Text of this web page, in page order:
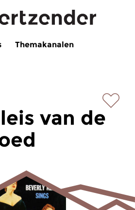
Themakanalen
van de